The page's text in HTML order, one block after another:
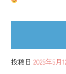
投稿日 2025年5月